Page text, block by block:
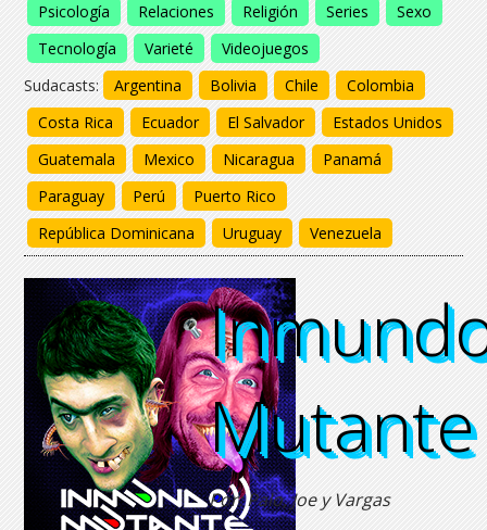
Psicología
Relaciones Religión Series
Sexo
Tecnología
Varieté
Videojuegos
Sudacasts:
Argentina Bolivia Chile
Colombia
Costa Rica
Ecuador El Salvador
Estados Unidos
Guatemala
Mexico Nicaragua
Panamá
Paraguay
Perú
Puerto Rico
República Dominicana
Uruguay Venezuela
Mutante
Mutante
Mutante
Mutante
Por: Palo, Joe y Vargas